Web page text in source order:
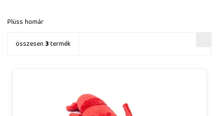
Plüss homár
összesen 3termék
Plüss homár 22 cm - plüss játékok